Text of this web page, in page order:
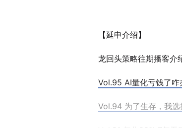
【延申介绍】
龙回头策略往期播客介
Vol.95 AI量化亏钱了咋
Vol.94 为了生存，我选